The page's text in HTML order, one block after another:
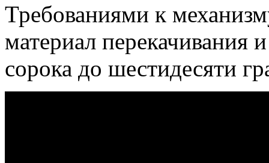
Требованиями к
материал перекачивания
сорока до шестидесяти